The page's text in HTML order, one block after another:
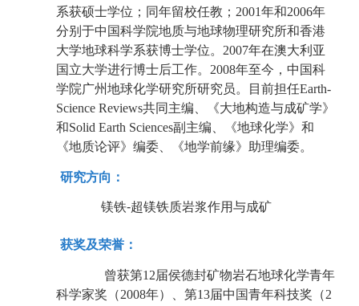
系获硕士学位；同年留校任教；2001年和2006年
分别于中国科学院地质与地球物理研究所和香港
大学地球科学系获博士学位。2007年在澳大利亚
国立大学进行博士后工作。2008年至今，中国科
学院广州地球化学研究所研究员。目前担任Earth-
Science Reviews共同主编、《大地构造与成矿学》
和Solid Earth Sciences副主编、《地球化学》和
《地质论评》编委、《地学前缘》助理编委。
研究方向：
镁铁-超镁铁质岩浆作用与成矿
获奖及荣誉：
曾获第12届侯德封矿物岩石地球化学青年
科学家奖（2008年）、第13届中国青年科技奖（2